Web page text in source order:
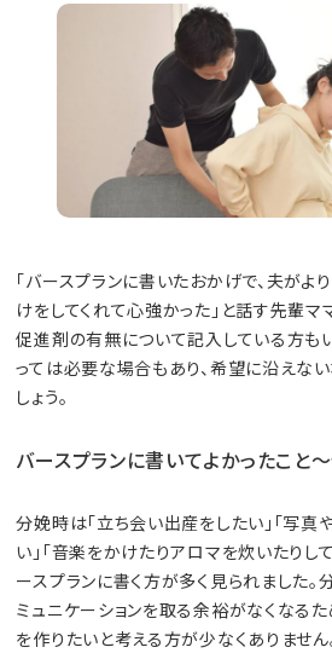
「バースプランに書いたおかげで、夫がよ
けをしてくれて心強かった」と話す先輩マ
促進剤の有無について記入している方も
っては必要な場合もあり、希望に沿えな
しょう。
バースプランに書いてよかったこと
分娩時は「立ち会い出産をしたい」「写真
い」「音楽をかけたりアロマを炊いたりし
ースプランに書く方が多く見られました。
ミュニケーションを取る余裕がなくなるた
を作りたいと考える方が少なくありません